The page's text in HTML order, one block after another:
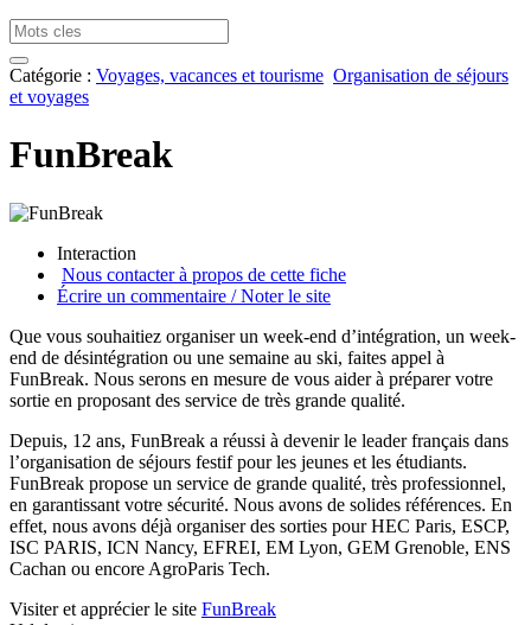
Catégorie : Voyages, vacances et tourisme Organisation de séjours
et voyages
FunBreak
Interaction
Nous contacter à propos de cette fiche
Écrire un commentaire / Noter le site
Que vous souhaitiez organiser un week-end d’intégration, un week-
end de désintégration ou une semaine au ski, faites appel à
FunBreak. Nous serons en mesure de vous aider à préparer votre
sortie en proposant des service de très grande qualité.
Depuis, 12 ans, FunBreak a réussi à devenir le leader français dans
l’organisation de séjours festif pour les jeunes et les étudiants.
FunBreak propose un service de grande qualité, très professionnel,
en garantissant votre sécurité. Nous avons de solides références. En
effet, nous avons déjà organiser des sorties pour HEC Paris, ESCP,
ISC PARIS, ICN Nancy, EFREI, EM Lyon, GEM Grenoble, ENS
Cachan ou encore AgroParis Tech.
Visiter et apprécier le site FunBreak